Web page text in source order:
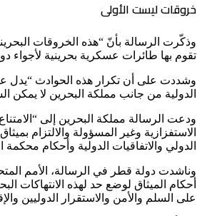
خروقات ليست الأولى
وذكّرت الرسالة بأنّ “هذه الخروقات
تقوم بها طائرات عسكرية بحرينية لأجواء
وشددت على أن تكرار هذه الحوادث “يدل
الدولية من جانب مملكة البحرين لا يمكن
ودعت الرسالة مملكة البحرين إلى
الاستفزازية وغير المسؤولة والالتزام
الدولي والاتفاقيات الدولية وأحكام محكمة
وناشدت دولة قطر في الرسالة، الأمم
أحكام الميثاق لوضع حد لهذه الانتهاكات
على السلم والأمن والاستقرار الدوليين